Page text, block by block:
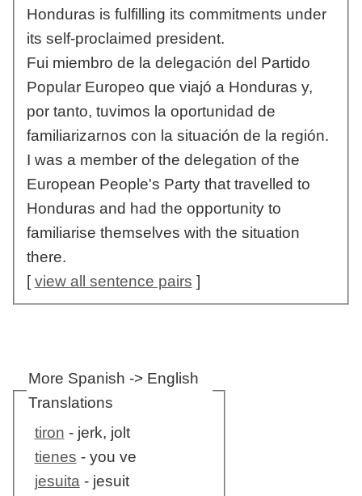
Honduras is fulfilling its commitments under
its self-proclaimed president.
Fui miembro de la delegación del Partido
Popular Europeo que viajó a Honduras y,
por tanto, tuvimos la oportunidad de
familiarizarnos con la situación de la región.
I was a member of the delegation of the
European People's Party that travelled to
Honduras and had the opportunity to
familiarise themselves with the situation
there.
[view all sentence pairs ]
More Spanish -> English
Translations
tiron - jerk, jolt
tienes - you ve
jesuita - jesuit